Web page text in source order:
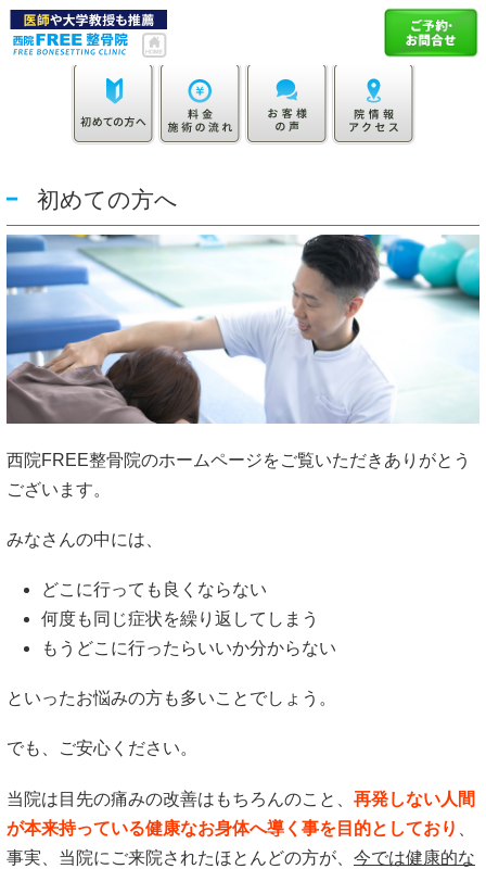
初めての方へ
西院FREE整骨院のホームページをご覧いただきありがとう
ございます。
みなさんの中には、
どこに行っても良くならない
何度も同じ症状を繰り返してしまう
もうどこに行ったらいいか分からない
といったお悩みの方も多いことでしょう。
でも、ご安心ください。
当院は目先の痛みの改善はもちろんのこと、 再発しない人間
が本来持っている健康なお身体へ導く事を目的としており
事実、当院にご来院されたほとんどの方が、 今では健康的な